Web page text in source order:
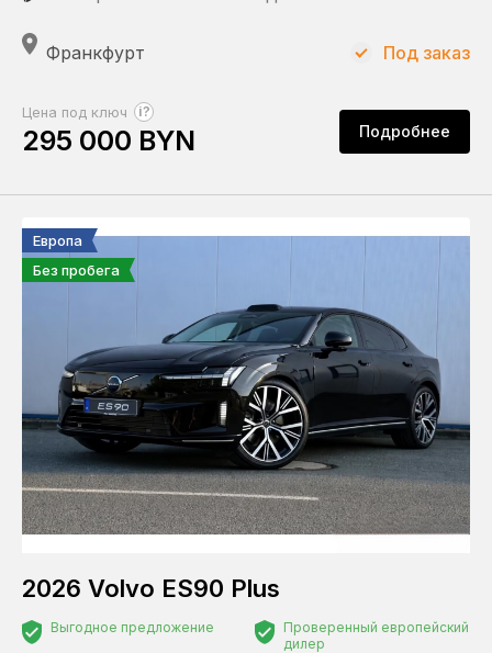
Франкфурт
Цена под ключ ?
295 000 BYN Подробнее
Под заказ
Европа
Без пробега
2026 Volvo ES90 Plus
Выгодное предложение
Проверенный европейский
дилер